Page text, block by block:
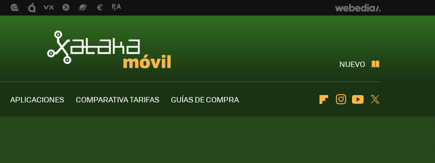
NUEVO
APLICACIONES COMPARATIVA TARIFAS
GUÍAS DE COMPRA
FlipboardInstagramYoutube